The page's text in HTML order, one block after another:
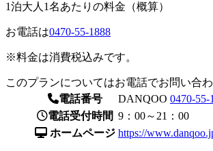
1泊大人1名あたりの料金（概算）
お電話は0470-55-1888
※料金は消費税込みです。
このプランについてはお電話でお問い合
電話番号
DANQOO 0470-55-
電話受付時間 9：00～21：00
ホームページ https://